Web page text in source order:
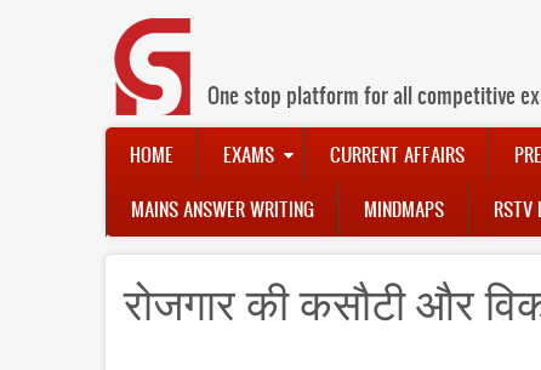
One stop platform for all competitive
Main
navigation
HOME EXAMS CURRENT AFFAIRS
MAINS ANSWER WRITING MINDMAPS RSTV
रोजगार की कसौटी और